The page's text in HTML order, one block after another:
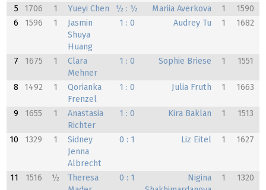
5 1706 1 Yueyi Chen ½ : ½ Mariia Averkova 1
1590
6
1596 1
Jasmin
Shuya
Huang
1 : 0 Audrey Tu 1 1682
7 1675 1
Clara
Mehner
1 : 0 Sophie Briese 1 1551
8 1492 1
Qorianka
Frenzel
1 : 0 Julia Fruth 1 1663
9 1655 1
Anastasia
Richter
1 : 0 Kira Baklan 1 1513
10 1329 1
Sidney
Jenna
Albrecht
0 : 1 Liz Eitel 1 1627
11 1516 ½
Theresa
0 : 1
Nigina
1 1320